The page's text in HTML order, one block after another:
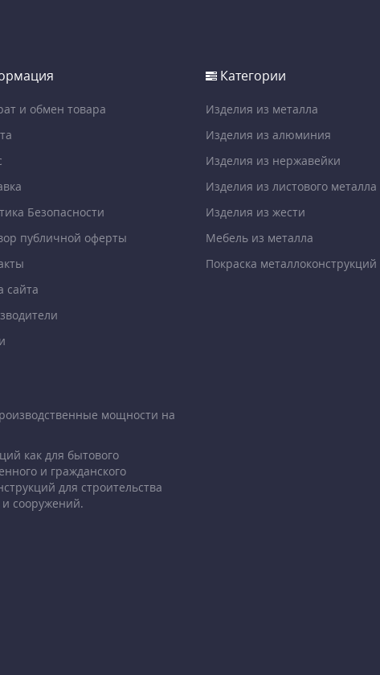
и обмен товара
Безопасности
публичной оферты
сайта
Категории
Изделия из металла
Изделия из алюминия
Изделия из нержавейки
Изделия из листового металла
Изделия из жести
Мебель из металла
Покраска металлоконструкций
мощности на
как для бытового
и гражданского
для строительства
сооружений.